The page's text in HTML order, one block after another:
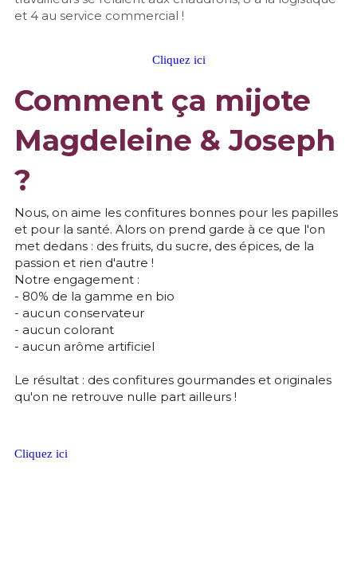
et 4 au service commercial !
Cliquez ici
Comment ça mijote
Magdeleine & Joseph
?​
Nous, on aime les confitures bonnes pour les papilles
et pour la santé. Alors on prend garde à ce que l'on
met dedans : des fruits, du sucre, des épices, de la
passion et rien d'autre !
Notre engagement :
- 80% de la gamme en bio
- aucun conservateur
- aucun colorant
- aucun arôme artificiel
Le résultat : des confitures gourmandes et originales
qu'on ne retrouve nulle part ailleurs !
Cliquez ici